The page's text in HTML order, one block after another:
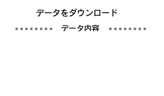
​データをダウンロード
​データ内容